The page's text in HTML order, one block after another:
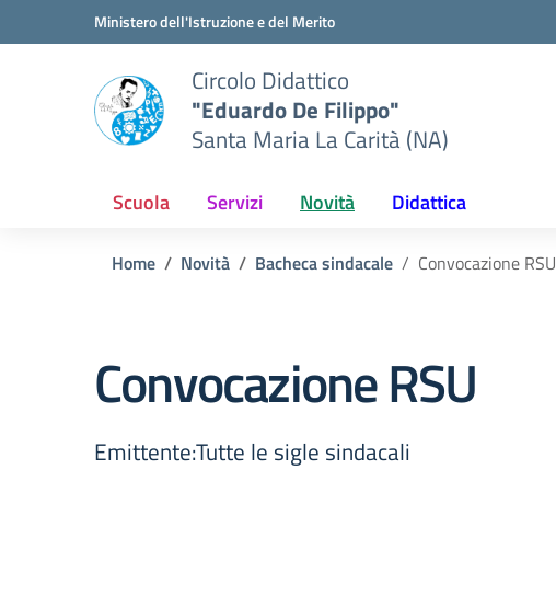
Vai ai contenuti
Vai al menu di navigazioneMinistero dell'Istruzione e del Merito
Circolo Didattico
"Eduardo De Filippo"
Santa Maria La Carità (NA)
Scuola Servizi Novità Didattica
Home Novità Bacheca sindacale Convocazione RSU
Convocazione RSU
Emittente:Tutte le sigle sindacali